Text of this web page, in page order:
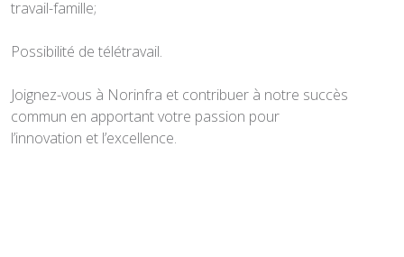
travail-famille;
Possibilité de télétravail.
Joignez-vous à Norinfra et contribuer à notre succès
commun en apportant votre passion pour
l’innovation et l’excellence.